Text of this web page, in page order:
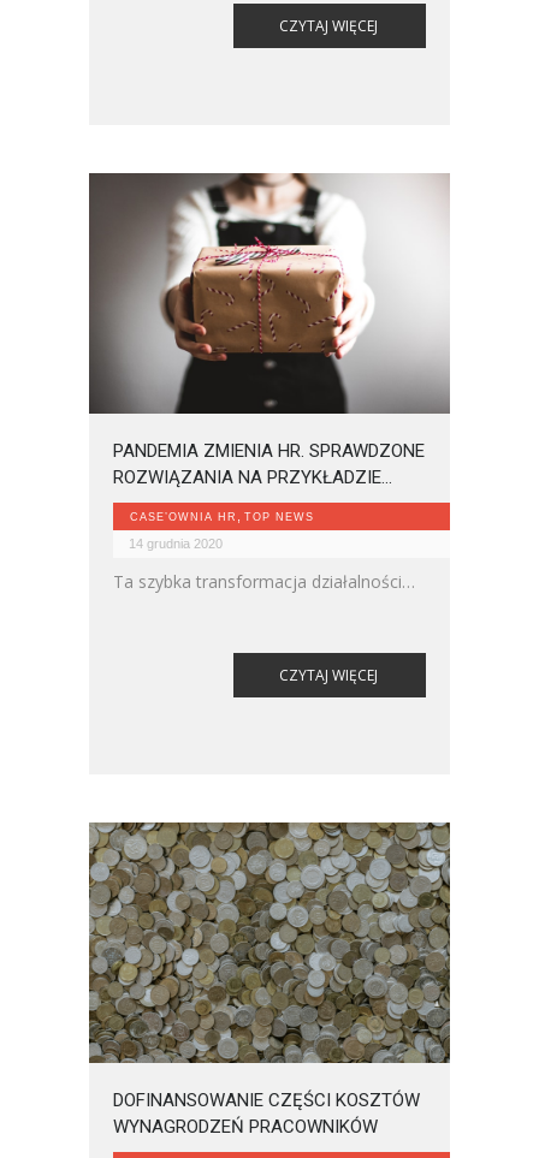
i zapał. Czasy się zmieniły – w obliczu
rosnącej konkurencji, zmieniających się
CZYTAJ WIĘCEJ
PANDEMIA ZMIENIA HR. SPRAWDZONE
ROZWIĄZANIA NA PRZYKŁADZIE
TRANSITION TECHNOLOGIES
CASE’OWNIA HR TOP NEWS
14 grudnia 2020
Ta szybka transformacja działalności
CZYTAJ WIĘCEJ
DOFINANSOWANIE CZĘŚCI KOSZTÓW
WYNAGRODZEŃ PRACOWNIKÓW